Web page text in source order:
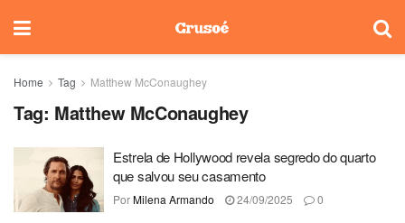
Home Tag Matthew McConaughey
Tag: Matthew McConaughey
Estrela de Hollywood revela segredo do quarto
que salvou seu casamento
PorMilena Armando 24/09/2025 0